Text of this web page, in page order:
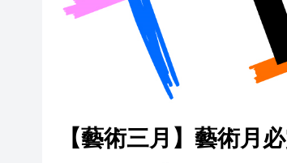
瀋陽鐵西校園閱讀
閩粵贛三地漢樂藝
【藝術三月】藝術月